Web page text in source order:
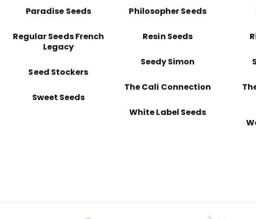
Paradise Seeds
Regular Seeds French
Legacy
Seed Stockers
Sweet Seeds
Philosopher Seeds
Resin Seeds
Seedy Simon
The Cali Connection
White Label Seeds